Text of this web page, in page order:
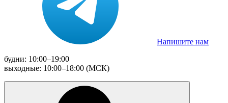
Напишите нам
будни: 10:00–19:00
выходные: 10:00–18:00 (МСК)